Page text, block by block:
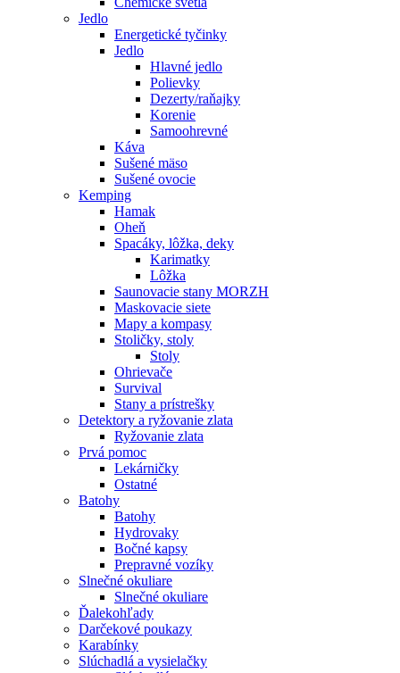
Jedlo
Energetické tyčinky
Jedlo
Hlavné jedlo
Polievky
Dezerty/raňajky
Korenie
Samoohrevné
Káva
Sušené mäso
Sušené ovocie
Kemping
Hamak
Oheň
Spacáky, lôžka, deky
Karimatky
Lôžka
Saunovacie stany MORZH
Maskovacie siete
Mapy a kompasy
Stoličky, stoly
Stoly
Ohrievače
Survival
Stany a prístrešky
Detektory a ryžovanie zlata
Ryžovanie zlata
Prvá pomoc
Lekárničky
Ostatné
Batohy
Batohy
Hydrovaky
Bočné kapsy
Prepravné vozíky
Slnečné okuliare
Slnečné okuliare
Ďalekohľady
Darčekové poukazy
Karabínky
Slúchadlá a vysielačky